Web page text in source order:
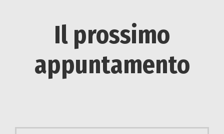
Il prossimo
appuntamento